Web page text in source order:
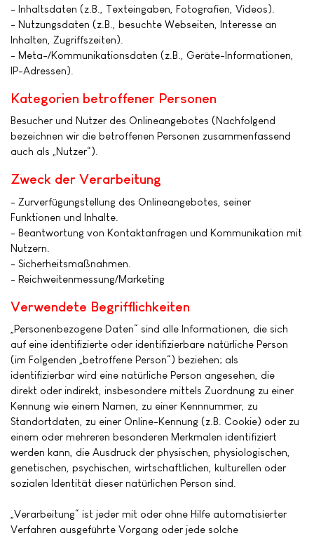
- Inhaltsdaten (z.B., Texteingaben, Fotografien, Videos).
- Nutzungsdaten (z.B., besuchte Webseiten, Interesse an
Inhalten, Zugriffszeiten).
- Meta-/Kommunikationsdaten (z.B., Geräte-Informationen,
IP-Adressen).
Kategorien betroffener Personen
Besucher und Nutzer des Onlineangebotes (Nachfolgend
bezeichnen wir die betroffenen Personen zusammenfassend
auch als „Nutzer“).
Zweck der Verarbeitung
- Zurverfügungstellung des Onlineangebotes, seiner
Funktionen und Inhalte.
- Beantwortung von Kontaktanfragen und Kommunikation mit
Nutzern.
- Sicherheitsmaßnahmen.
- Reichweitenmessung/Marketing
Verwendete Begrifflichkeiten
„Personenbezogene Daten“ sind alle Informationen, die sich
auf eine identifizierte oder identifizierbare natürliche Person
(im Folgenden „betroffene Person“) beziehen; als
identifizierbar wird eine natürliche Person angesehen, die
direkt oder indirekt, insbesondere mittels Zuordnung zu einer
Kennung wie einem Namen, zu einer Kennnummer, zu
Standortdaten, zu einer Online-Kennung (z.B. Cookie) oder zu
einem oder mehreren besonderen Merkmalen identifiziert
werden kann, die Ausdruck der physischen, physiologischen,
genetischen, psychischen, wirtschaftlichen, kulturellen oder
sozialen Identität dieser natürlichen Person sind.
„Verarbeitung“ ist jeder mit oder ohne Hilfe automatisierter
Verfahren ausgeführte Vorgang oder jede solche